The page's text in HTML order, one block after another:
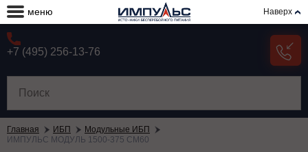
меню Наверх
+7 (495) 256-13-76
Главная ИБП
Модульные ИБП
ИМПУЛЬС МОДУЛЬ 1500-375 СМ60